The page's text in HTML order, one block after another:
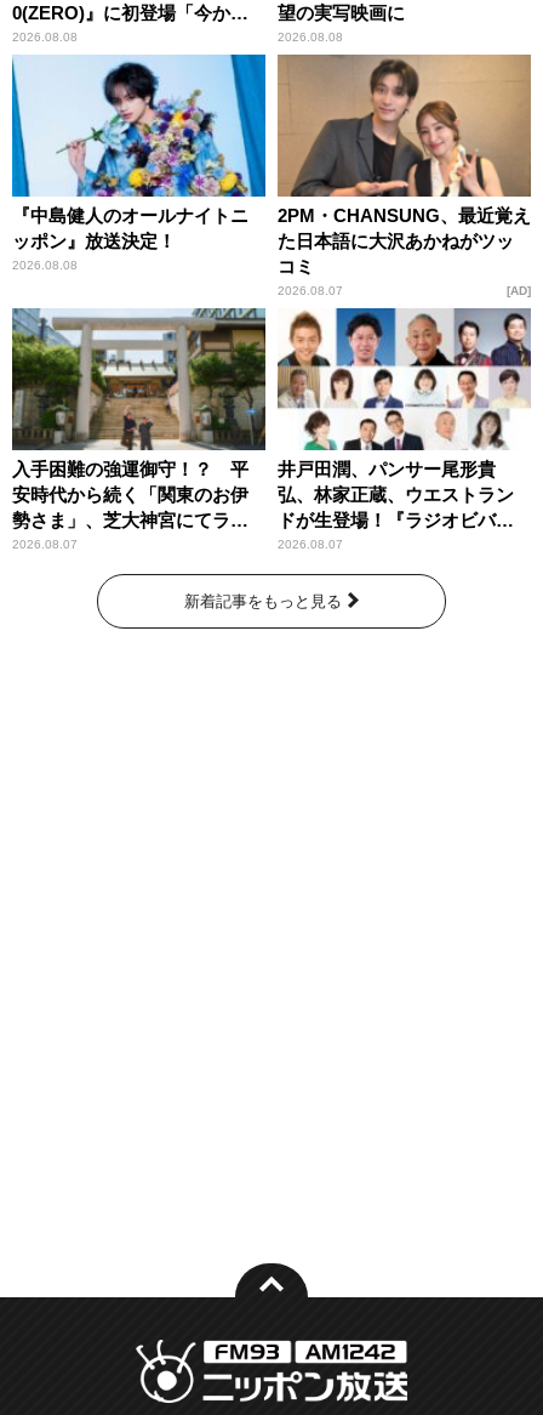
0(ZERO)』に初登場「今から
とてもワクワクしておりま
す！」
2026.08.08
望の実写映画に
2026.08.08
『中島健人のオールナイトニ
ッポン』放送決定！
2026.08.08
2PM・CHANSUNG、最近覚え
た日本語に大沢あかねがツッ
コミ
2026.08.07 AD
入手困難の強運御守！？ 平
安時代から続く「関東のお伊
勢さま」、芝大神宮にてラン
パンプスが合格祈願！
2026.08.07
井戸田潤、パンサー尾形貴
弘、林家正蔵、ウエストラン
ドが生登場！『ラジオビバリ
ー昼ズ』
2026.08.07
新着記事をもっと見る